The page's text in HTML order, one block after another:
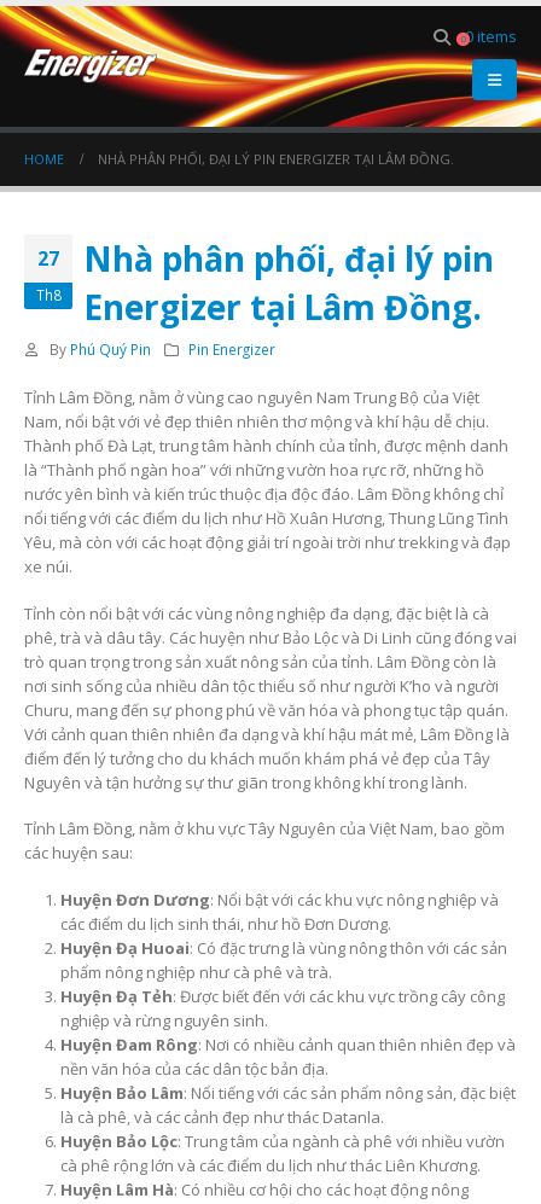
00 items
HOME NHÀ PHÂN PHỐI, ĐẠI LÝ PIN ENERGIZER TẠI LÂM ĐỒNG.
27
Th8
Nhà phân phối, đại lý pin
Energizer tại Lâm Đồng.
By Phú Quý Pin Pin Energizer
Tỉnh Lâm Đồng, nằm ở vùng cao nguyên Nam Trung Bộ của Việt
Nam, nổi bật với vẻ đẹp thiên nhiên thơ mộng và khí hậu dễ chịu.
Thành phố Đà Lạt, trung tâm hành chính của tỉnh, được mệnh danh
là “Thành phố ngàn hoa” với những vườn hoa rực rỡ, những hồ
nước yên bình và kiến trúc thuộc địa độc đáo. Lâm Đồng không chỉ
nổi tiếng với các điểm du lịch như Hồ Xuân Hương, Thung Lũng Tình
Yêu, mà còn với các hoạt động giải trí ngoài trời như trekking và đạp
xe núi.
Tỉnh còn nổi bật với các vùng nông nghiệp đa dạng, đặc biệt là cà
phê, trà và dâu tây. Các huyện như Bảo Lộc và Di Linh cũng đóng vai
trò quan trọng trong sản xuất nông sản của tỉnh. Lâm Đồng còn là
nơi sinh sống của nhiều dân tộc thiểu số như người K’ho và người
Churu, mang đến sự phong phú về văn hóa và phong tục tập quán.
Với cảnh quan thiên nhiên đa dạng và khí hậu mát mẻ, Lâm Đồng là
điểm đến lý tưởng cho du khách muốn khám phá vẻ đẹp của Tây
Nguyên và tận hưởng sự thư giãn trong không khí trong lành.
Tỉnh Lâm Đồng, nằm ở khu vực Tây Nguyên của Việt Nam, bao gồm
các huyện sau:
Huyện Đơn Dương: Nổi bật với các khu vực nông nghiệp và
các điểm du lịch sinh thái, như hồ Đơn Dương.
Huyện Đạ Huoai: Có đặc trưng là vùng nông thôn với các sản
phẩm nông nghiệp như cà phê và trà.
Huyện Đạ Tẻh: Được biết đến với các khu vực trồng cây công
nghiệp và rừng nguyên sinh.
Huyện Đam Rông: Nơi có nhiều cảnh quan thiên nhiên đẹp và
nền văn hóa của các dân tộc bản địa.
Huyện Bảo Lâm: Nổi tiếng với các sản phẩm nông sản, đặc biệt
là cà phê, và các cảnh đẹp như thác Datanla.
Huyện Bảo Lộc: Trung tâm của ngành cà phê với nhiều vườn
cà phê rộng lớn và các điểm du lịch như thác Liên Khương.
Huyện Lâm Hà: Có nhiều cơ hội cho các hoạt động nông